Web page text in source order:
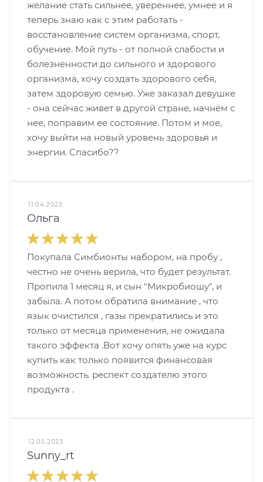
желание стать сильнее, увереннее, умнее и я
теперь знаю как с этим работать -
восстановление систем организма, спорт,
обучение. Мой путь - от полной слабости и
болезненности до сильного и здорового
организма, хочу создать здорового себя,
затем здоровую семью. Уже заказал девушке
- она сейчас живет в другой стране, начнём с
нее, поправим ее состояние. Потом и мое,
хочу выйти на новый уровень здоровья и
энергии. Спасибо??
11.04.2023
Ольга
Покупала Симбионты набором, на пробу ,
честно не очень верила, что будет результат.
Пропила 1 месяц я, и сын "Микробиошу", и
забыла. А потом обратила внимание , что
язык очистился , газы прекратились и это
только от месяца применения, не ожидала
такого эффекта .Вот хочу опять уже на курс
купить как только появится финансовая
возможность. респект создателю этого
продукта .
12.05.2023
Sunny_rt